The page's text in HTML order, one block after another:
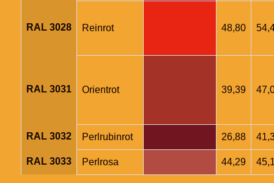
RAL 3028 Reinrot 48,80
RAL 3031 Orientrot 39,39
RAL 3032 Perlrubinrot 26,88
RAL 3033 Perlrosa 44,29